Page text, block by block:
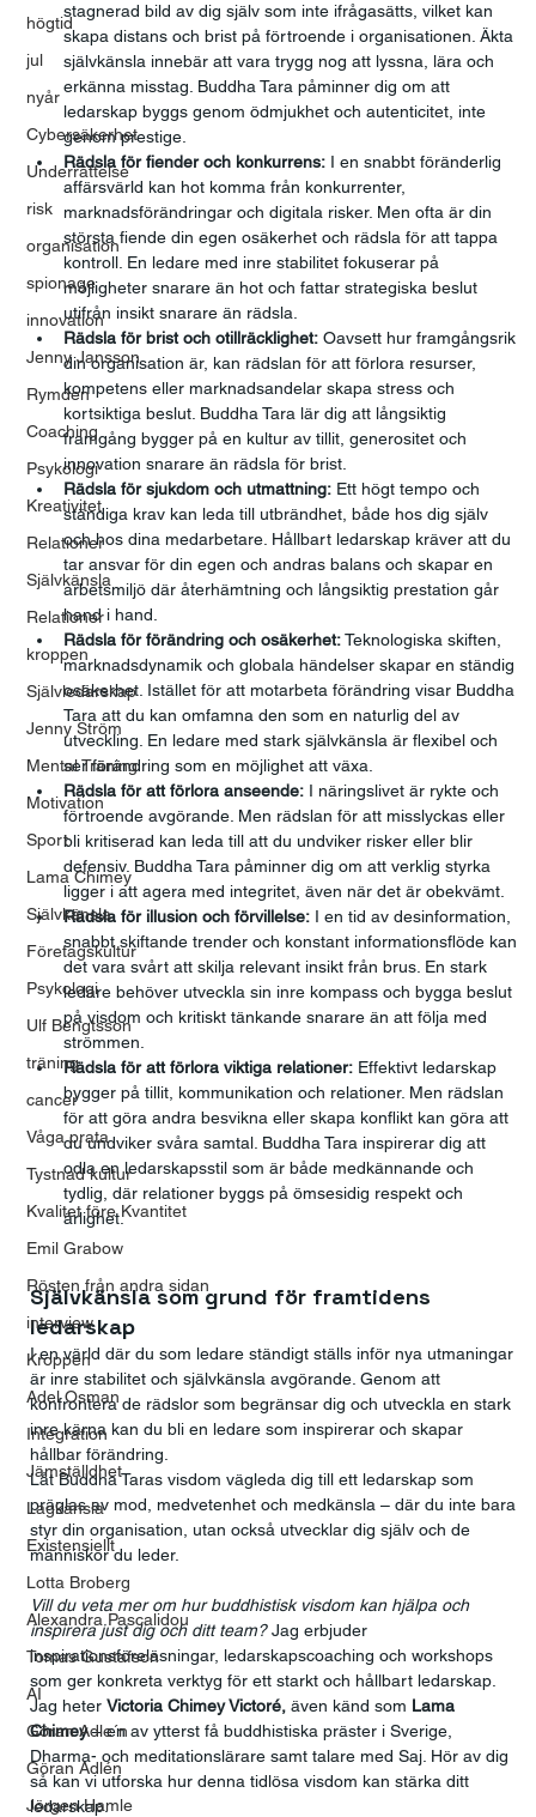
högtid
jul
nyår
Cybersäkerhet
Underrättelse
risk
organisation
spionage
innovation
Jenny Jansson
Rymden
Coaching
Psykologi
Kreativitet
Relationer
Självkänsla
Relationer
kroppen
Självledarskap
Jenny Ström
Mental Träning
Motivation
Sport
Lama Chimey
Självkänsla
Företagskultur
Psykologi
Ulf Bengtsson
träning
cancer
Våga prata
Tystnad kultur
Kvalitet före Kvantitet
Emil Grabow
Rösten från andra sidan
interview
Kroppen
Adel Osman
Integration
Jämställdhet
Lagkänsla
Existensiellt
Lotta Broberg
Alexandra Pascalidou
Tomas Gustafson
AI
Göran Adle´n
Göran Adlén
Jörgen Hamle
stagnerad bild av dig själv som inte ifrågasätts, vilket kan
skapa distans och brist på förtroende i organisationen. Äkta
självkänsla innebär att vara trygg nog att lyssna, lära och
erkänna misstag. Buddha Tara påminner dig om att
ledarskap byggs genom ödmjukhet och autenticitet, inte
genom prestige.
Rädsla för fiender och konkurrens: I en snabbt föränderlig
affärsvärld kan hot komma från konkurrenter,
marknadsförändringar och digitala risker. Men ofta är din
största fiende din egen osäkerhet och rädsla för att tappa
kontroll. En ledare med inre stabilitet fokuserar på
möjligheter snarare än hot och fattar strategiska beslut
utifrån insikt snarare än rädsla.
Rädsla för brist och otillräcklighet: Oavsett hur framgångsrik
din organisation är, kan rädslan för att förlora resurser,
kompetens eller marknadsandelar skapa stress och
kortsiktiga beslut. Buddha Tara lär dig att långsiktig
framgång bygger på en kultur av tillit, generositet och
innovation snarare än rädsla för brist.
Rädsla för sjukdom och utmattning: Ett högt tempo och
ständiga krav kan leda till utbrändhet, både hos dig själv
och hos dina medarbetare. Hållbart ledarskap kräver att du
tar ansvar för din egen och andras balans och skapar en
arbetsmiljö där återhämtning och långsiktig prestation går
hand i hand.
Rädsla för förändring och osäkerhet: Teknologiska skiften,
marknadsdynamik och globala händelser skapar en ständig
osäkerhet. Istället för att motarbeta förändring visar Buddha
Tara att du kan omfamna den som en naturlig del av
utveckling. En ledare med stark självkänsla är flexibel och
ser förändring som en möjlighet att växa.
Rädsla för att förlora anseende: I näringslivet är rykte och
förtroende avgörande. Men rädslan för att misslyckas eller
bli kritiserad kan leda till att du undviker risker eller blir
defensiv. Buddha Tara påminner dig om att verklig styrka
ligger i att agera med integritet, även när det är obekvämt.
Rädsla för illusion och förvillelse: I en tid av desinformation,
snabbt skiftande trender och konstant informationsflöde kan
det vara svårt att skilja relevant insikt från brus. En stark
ledare behöver utveckla sin inre kompass och bygga beslut
på visdom och kritiskt tänkande snarare än att följa med
strömmen.
Rädsla för att förlora viktiga relationer: Effektivt ledarskap
bygger på tillit, kommunikation och relationer. Men rädslan
för att göra andra besvikna eller skapa konflikt kan göra att
du undviker svåra samtal. Buddha Tara inspirerar dig att
odla en ledarskapsstil som är både medkännande och
tydlig, där relationer byggs på ömsesidig respekt och
ärlighet.
Självkänsla som grund för framtidens
ledarskap
I en värld där du som ledare ständigt ställs inför nya utmaningar
är inre stabilitet och självkänsla avgörande. Genom att
konfrontera de rädslor som begränsar dig och utveckla en stark
inre kärna kan du bli en ledare som inspirerar och skapar
hållbar förändring.
Låt Buddha Taras visdom vägleda dig till ett ledarskap som
präglas av mod, medvetenhet och medkänsla – där du inte bara
styr din organisation, utan också utvecklar dig själv och de
människor du leder.
Vill du veta mer om hur buddhistisk visdom kan hjälpa och
inspirera just dig och ditt team? Jag erbjuder
inspirationsföreläsningar, ledarskapscoaching och workshops
som ger konkreta verktyg för ett starkt och hållbart ledarskap.
Jag heter Victoria Chimey Victoré, även känd som Lama
Chimey – en av ytterst få buddhistiska präster i Sverige,
Dharma- och meditationslärare samt talare med Saj. Hör av dig
så kan vi utforska hur denna tidlösa visdom kan stärka ditt
ledarskap.